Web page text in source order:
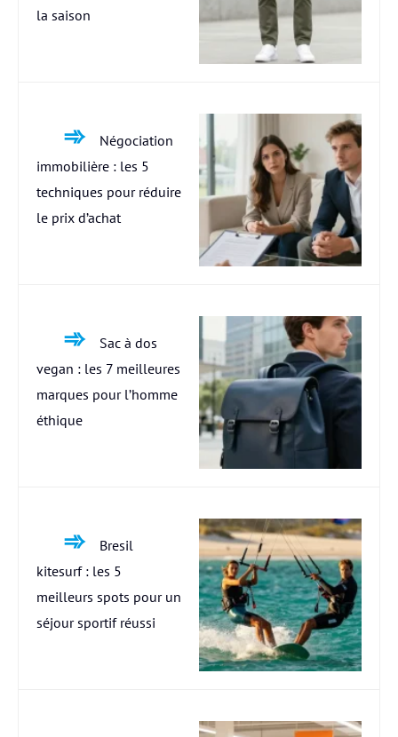
la saison
Négociation
immobilière : les 5
techniques pour réduire
le prix d’achat
Sac à dos
vegan : les 7 meilleures
marques pour l’homme
éthique
Bresil
kitesurf : les 5
meilleurs spots pour un
séjour sportif réussi